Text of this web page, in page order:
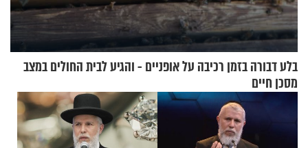
בלע דבורה בזמן רכיבה על אופניים - והגיע לבית החולים במצב
מסכן חיים